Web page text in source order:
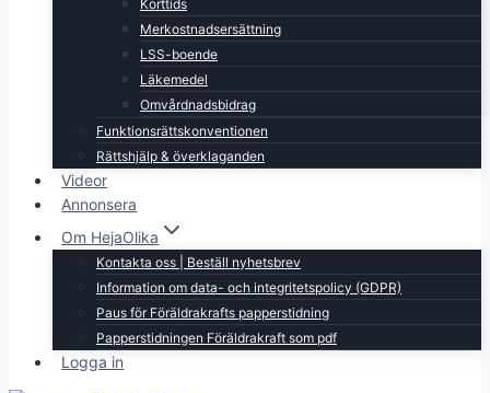
Korttids
Merkostnadsersättning
LSS-boende
Läkemedel
Omvårdnadsbidrag
Funktionsrättskonventionen
Rättshjälp & överklaganden
Videor
Annonsera
Om HejaOlika
Kontakta oss | Beställ nyhetsbrev
Information om data- och integritetspolicy (GDPR)
Paus för Föräldrakrafts papperstidning
Papperstidningen Föräldrakraft som pdf
Logga in